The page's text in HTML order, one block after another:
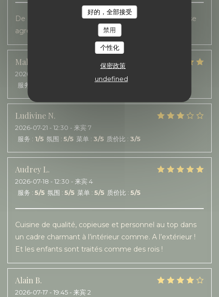
好的，全部接受
禁用
个性化
保密政策
undefined
De bonne saveurs. Un service rapide, sur une terrasse
agréable.
Malorie
2026-07-22
服务
Ludivine N
2026-07-21 - 12:30 - 来宾 7
服务 : 1/5 氛围 : 5/5 菜单 : 3/5 质价比 : 3/5
Audrey L
2026-07-18 - 12:30 - 来宾 4
服务 : 5/5 氛围 : 5/5 菜单 : 5/5 质价比 : 5/5
Cuisine de qualité, copieuse et personnel au top dans
un cadre charmant à l’intérieur comme. A l’extérieur !
Et les enfants sont traités comme des rois !
Alain B
2026-07-17 - 19:45 - 来宾 2